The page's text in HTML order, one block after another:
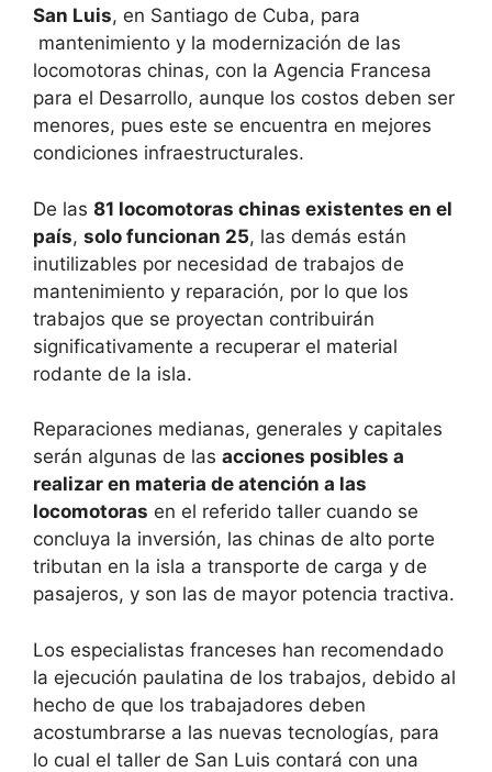
San Luis, en Santiago de Cuba, para
mantenimiento y la modernización de las
locomotoras chinas, con la Agencia Francesa
para el Desarrollo, aunque los costos deben ser
menores, pues este se encuentra en mejores
condiciones infraestructurales.
De las 81 locomotoras chinas existentes en el
país, solo funcionan 25, las demás están
inutilizables por necesidad de trabajos de
mantenimiento y reparación, por lo que los
trabajos que se proyectan contribuirán
significativamente a recuperar el material
rodante de la isla.
Reparaciones medianas, generales y capitales
serán algunas de las acciones posibles a
realizar en materia de atención a las
locomotoras en el referido taller cuando se
concluya la inversión, las chinas de alto porte
tributan en la isla a transporte de carga y de
pasajeros, y son las de mayor potencia tractiva.
Los especialistas franceses han recomendado
la ejecución paulatina de los trabajos, debido al
hecho de que los trabajadores deben
acostumbrarse a las nuevas tecnologías, para
lo cual el taller de San Luis contará con una